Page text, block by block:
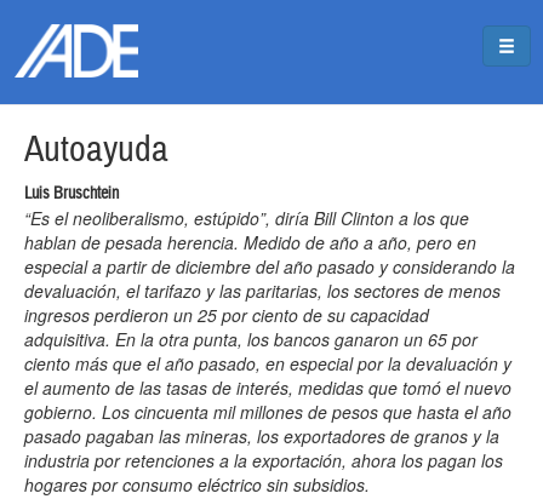
Autoayuda
Luis Bruschtein
“Es el neoliberalismo, estúpido”, diría Bill Clinton a los que
hablan de pesada herencia. Medido de año a año, pero en
especial a partir de diciembre del año pasado y considerando la
devaluación, el tarifazo y las paritarias, los sectores de menos
ingresos perdieron un 25 por ciento de su capacidad
adquisitiva. En la otra punta, los bancos ganaron un 65 por
ciento más que el año pasado, en especial por la devaluación y
el aumento de las tasas de interés, medidas que tomó el nuevo
gobierno. Los cincuenta mil millones de pesos que hasta el año
pasado pagaban las mineras, los exportadores de granos y la
industria por retenciones a la exportación, ahora los pagan los
hogares por consumo eléctrico sin subsidios.